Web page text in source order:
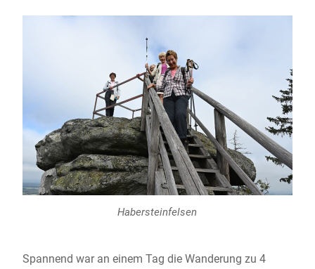
Habersteinfelsen
Spannend war an einem Tag die Wanderung zu 4